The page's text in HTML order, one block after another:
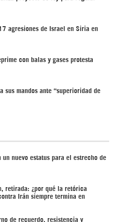
agresiones de Israel en Siria en
con balas y gases protesta
sus mandos ante “superioridad de
un nuevo estatus para el estrecho de
retirada: ¿por qué la retórica
Irán siempre termina en
de recuerdo, resistencia y